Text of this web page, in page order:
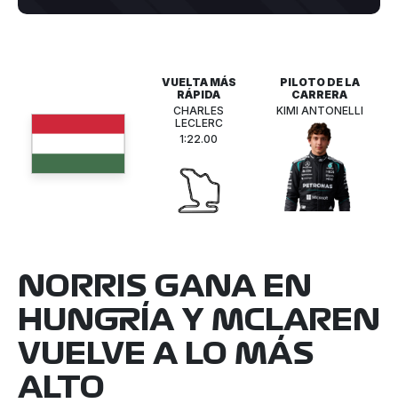
VUELTA MÁS
RÁPIDA
CHARLES
LECLERC
1:22.00
PILOTO DE LA
CARRERA
KIMI ANTONELLI
NORRIS GANA EN
HUNGRÍA Y MCLAREN
VUELVE A LO MÁS
ALTO